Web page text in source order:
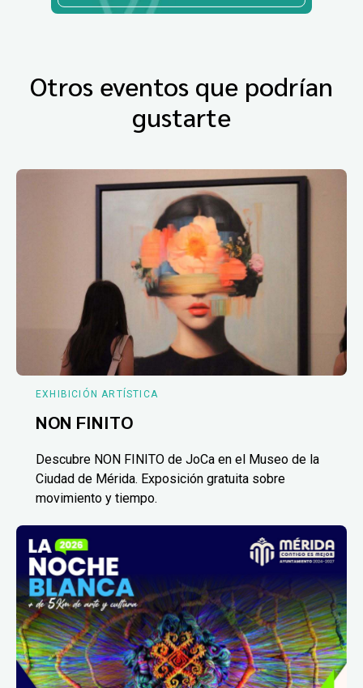
Otros eventos que podrían
gustarte
EXHIBICIÓN ARTÍSTICA
NON FINITO
Descubre NON FINITO de JoCa en el Museo de la
Ciudad de Mérida. Exposición gratuita sobre
movimiento y tiempo.